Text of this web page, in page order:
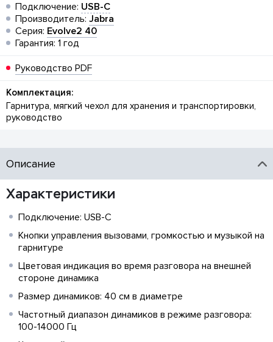
Подключение: USB-C
Производитель: Jabra
Серия: Evolve2 40
Гарантия: 1 год
Руководство PDF
Комплектация:
Гарнитура, мягкий чехол для хранения и транспортировки,
руководство
Описание
Характеристики
Подключение: USB-C
Кнопки управления вызовами, громкостью и музыкой на
гарнитуре
Цветовая индикация во время разговора на внешней
стороне динамика
Размер динамиков: 40 см в диаметре
Частотный диапазон динамиков в режиме разговора:
100-14000 Гц